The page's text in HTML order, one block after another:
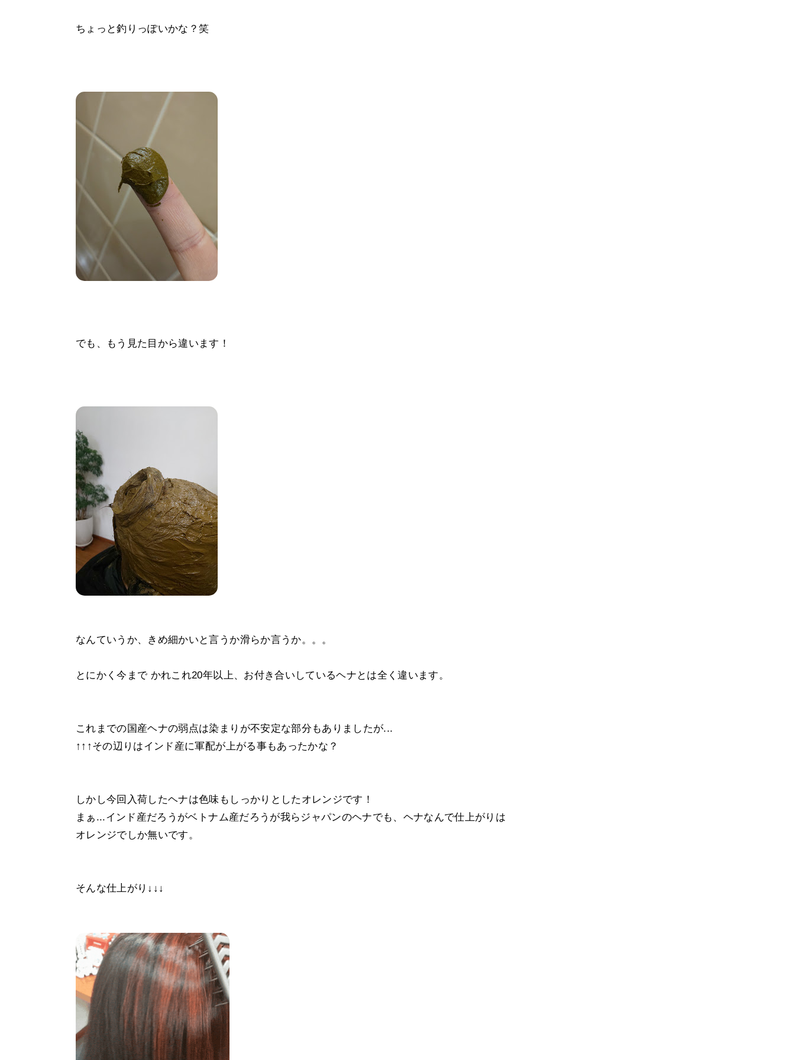
ちょっと釣りっぽいかな？笑
でも、もう見た目から違います！
なんていうか、きめ細かいと言うか滑らか言うか。。。
とにかく今まで かれこれ20年以上、お付き合いしているヘナとは全く違います。
これまでの国産ヘナの弱点は染まりが不安定な部分もありましたが...
↑↑↑その辺りはインド産に軍配が上がる事もあったかな？
しかし今回入荷したヘナは色味もしっかりとしたオレンジです！
まぁ...インド産だろうがベトナム産だろうが我らジャパンのヘナでも、ヘナなんで仕上がりは
オレンジでしか無いです。
そんな仕上がり↓↓↓